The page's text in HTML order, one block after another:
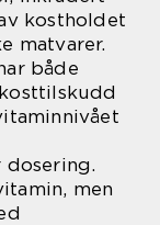
kostholdet
matvarer.
både
dosering.
men